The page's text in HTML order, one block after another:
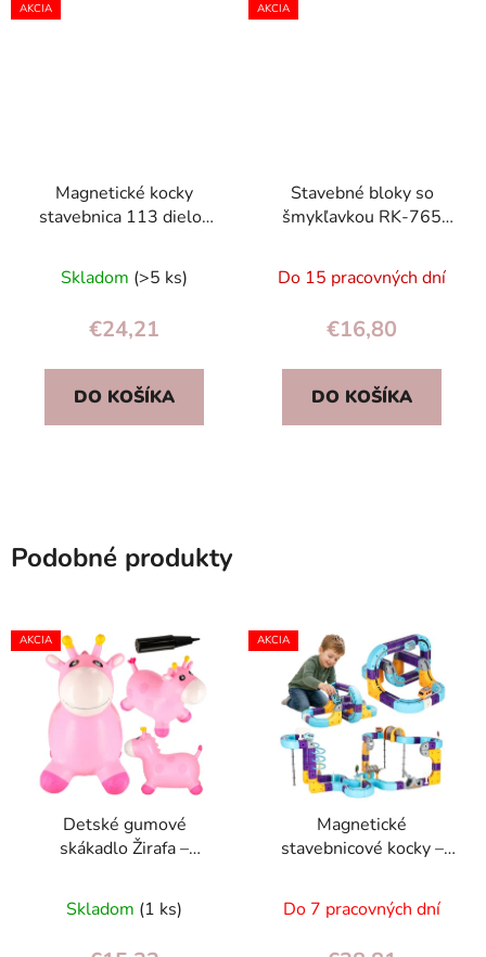
AKCIA
Magnetické kocky
stavebnica 113 dielov
edukatívna
Skladom (>5 ks)
€24,21
DO KOŠÍKA
AKCIA
Stavebné bloky so
šmykľavkou RK-765
Do 15 pracovných dní
€16,80
DO KOŠÍKA
Podobné produkty
AKCIA
Detské gumové
skákadlo Žirafa –
odtiene ružovej/
žltej/bielej
Skladom (1 ks)
AKCIA
Magnetické
stavebnicové kocky –
autíčkami, 129 dielov
Do 7 pracovných dní